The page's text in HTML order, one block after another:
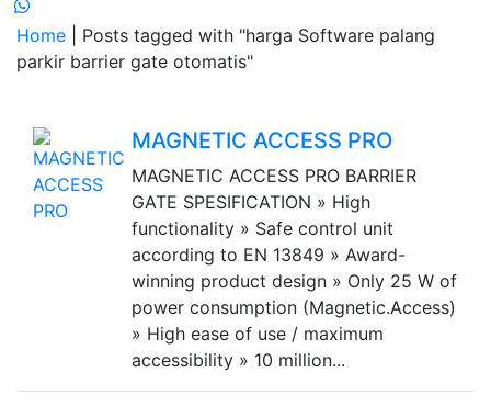
Home
| Posts tagged with "harga Software palang
parkir barrier gate otomatis"
MAGNETIC ACCESS PRO
MAGNETIC ACCESS PRO BARRIER
GATE SPESIFICATION » High
functionality » Safe control unit
according to EN 13849 » Award-
winning product design » Only 25 W of
power consumption (Magnetic.Access)
» High ease of use / maximum
accessibility » 10 million...